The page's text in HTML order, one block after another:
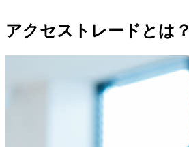
アクセストレードとは？